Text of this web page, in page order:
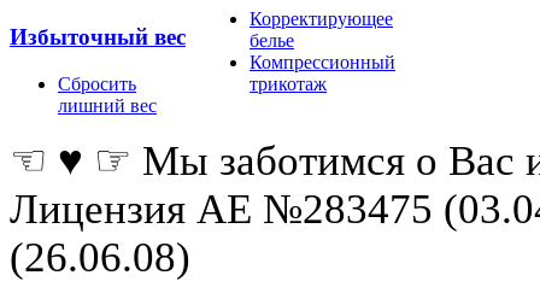
Избыточный вес
Сбросить
лишний вес
Корректирующее
белье
Компрессионный
трикотаж
☜ ♥ ☞ Мы заботимся о Вас
Лицензия АЕ №283475
(26.06.08)